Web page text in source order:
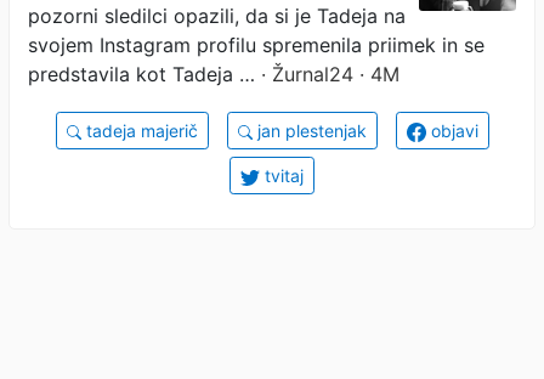
pozorni sledilci opazili, da si je Tadeja na
svojem Instagram profilu spremenila priimek in se
predstavila kot Tadeja … · Žurnal24 · 4M
tadeja majerič jan plestenjak objavi
tvitaj